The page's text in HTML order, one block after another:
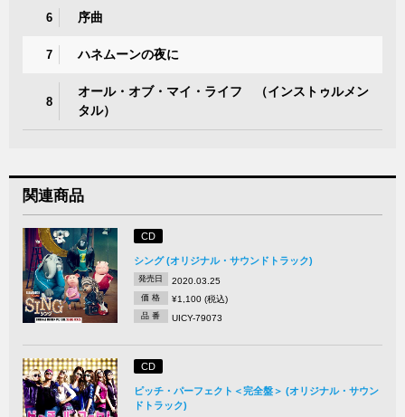
6 序曲
7 ハネムーンの夜に
8
オール・オブ・マイ・ライフ （インストゥルメン
タル）
関連商品
CD
シング (オリジナル・サウンドトラック)
発売日 2020.03.25
価 格 ¥1,100 (税込)
品 番 UICY-79073
CD
ピッチ・パーフェクト＜完全盤＞ (オリジナル・サウン
ドトラック)